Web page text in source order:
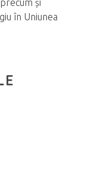
și
în Uniunea